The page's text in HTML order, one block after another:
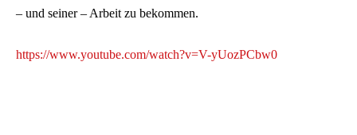
– und seiner – Arbeit zu bekommen.
https://www.youtube.com/watch?v=V-yUozPCbw0